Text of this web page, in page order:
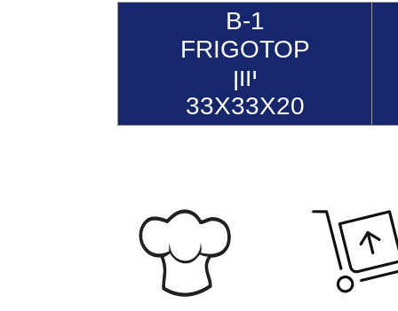
B-1
FRIGOTOP
יוון
33X33X20